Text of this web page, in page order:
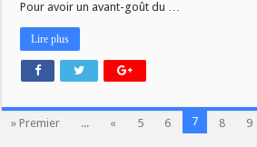
Pour avoir un avant-goût du …
Lire plus
» Premier ... « 5 6 7 8 9